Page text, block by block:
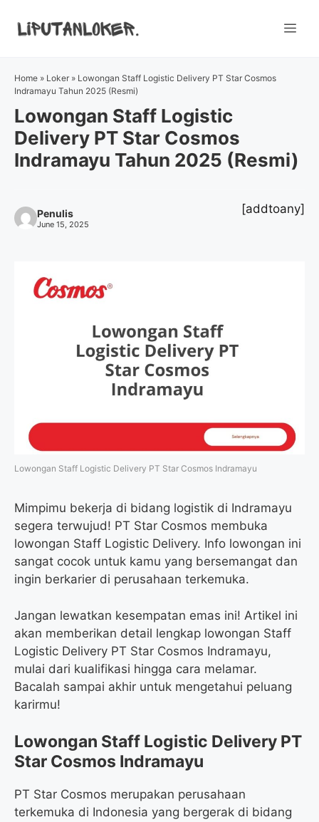
Home » Loker » Lowongan Staff Logistic Delivery PT Star Cosmos
Indramayu Tahun 2025 (Resmi)
Lowongan Staff Logistic
Delivery PT Star Cosmos
Indramayu Tahun 2025 (Resmi)
Penulis
June 15, 2025
[addtoany]
Lowongan Staff Logistic Delivery PT Star Cosmos Indramayu
Mimpimu bekerja di bidang logistik di Indramayu
segera terwujud! PT Star Cosmos membuka
lowongan Staff Logistic Delivery. Info lowongan ini
sangat cocok untuk kamu yang bersemangat dan
ingin berkarier di perusahaan terkemuka.
Jangan lewatkan kesempatan emas ini! Artikel ini
akan memberikan detail lengkap lowongan Staff
Logistic Delivery PT Star Cosmos Indramayu,
mulai dari kualifikasi hingga cara melamar.
Bacalah sampai akhir untuk mengetahui peluang
karirmu!
Lowongan Staff Logistic Delivery PT
Star Cosmos Indramayu
PT Star Cosmos merupakan perusahaan
terkemuka di Indonesia yang bergerak di bidang